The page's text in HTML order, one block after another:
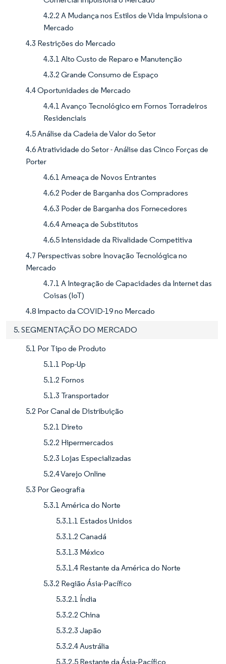
4.2.2 A Mudança nos Estilos de Vida Impulsiona o
Mercado
4.3 Restrições do Mercado
4.3.1 Alto Custo de Reparo e Manutenção
4.3.2 Grande Consumo de Espaço
4.4 Oportunidades de Mercado
4.4.1 Avanço Tecnológico em Fornos Torradeiros
Residenciais
4.5 Análise da Cadeia de Valor do Setor
4.6 Atratividade do Setor - Análise das Cinco Forças de
Porter
4.6.1 Ameaça de Novos Entrantes
4.6.2 Poder de Barganha dos Compradores
4.6.3 Poder de Barganha dos Fornecedores
4.6.4 Ameaça de Substitutos
4.6.5 Intensidade da Rivalidade Competitiva
4.7 Perspectivas sobre Inovação Tecnológica no
Mercado
4.7.1 A Integração de Capacidades da Internet das
Coisas (IoT)
4.8 Impacto da COVID-19 no Mercado
5. SEGMENTAÇÃO DO MERCADO
5.1 Por Tipo de Produto
5.1.1 Pop-Up
5.1.2 Fornos
5.1.3 Transportador
5.2 Por Canal de Distribuição
5.2.1 Direto
5.2.2 Hipermercados
5.2.3 Lojas Especializadas
5.2.4 Varejo Online
5.3 Por Geografia
5.3.1 América do Norte
5.3.1.1 Estados Unidos
5.3.1.2 Canadá
5.3.1.3 México
5.3.1.4 Restante da América do Norte
5.3.2 Região Ásia-Pacífico
5.3.2.1 Índia
5.3.2.2 China
5.3.2.3 Japão
5.3.2.4 Austrália
5.3.2.5 Restante da Ásia-Pacífico